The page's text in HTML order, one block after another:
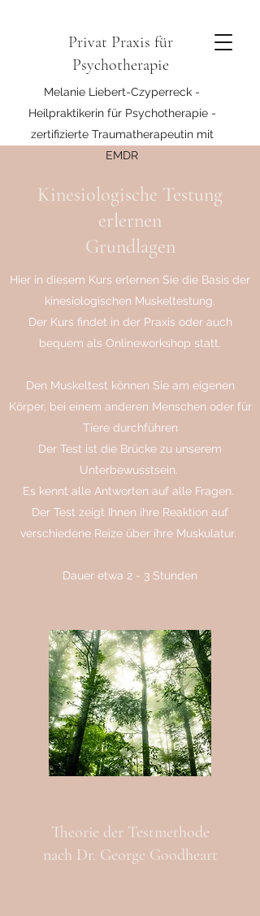
Privat Praxis für
Psychotherapie
Melanie Liebert-Czyperreck -
Heilpraktikerin für Psychotherapie -
zertifizierte Traumatherapeutin mit
EMDR
Kinesiologische Testung
erlernen
Grundlagen
Hier in diesem Kurs erlernen Sie die Basis der
kinesiologischen Muskeltestung.
Der Kurs findet in der Praxis oder auch
bequem als Onlineworkshop statt.
Den Muskeltest können Sie am eigenen
Körper, bei einem anderen Menschen oder für
Tiere durchführen
Der Test ist die Brücke zu unserem
Unterbewusstsein.
Es kennt alle Antworten auf alle Fragen.
Der Test zeigt Ihnen ihre Reaktion auf
verschiedene Reize über ihre Muskulatur.
Dauer etwa 2 - 3 Stunden
Theorie der Testmethode
nach Dr. George Goodheart